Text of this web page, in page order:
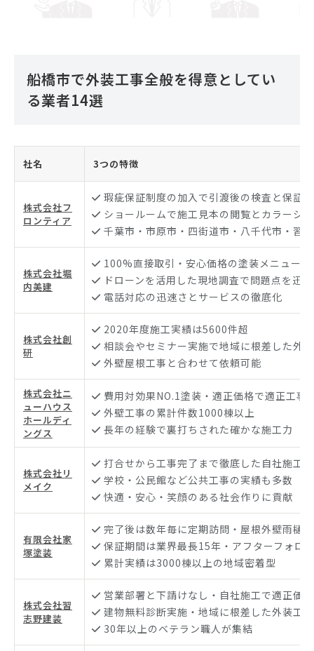
船橋市で外装工事全般を得意としてい
る業者14選
社名 3つの特徴
株式会社フ
ロンティア
瑕疵保証制度の加入で引渡後の検査と保証
ショールームで施工見本の閲覧とカラーシ
千葉市・市原市・四街道市・八千代市・習
株式会社堀
内美建
100%直接取引・安心価格の塗装メニュー
ドローンを活用した現地調査で問題点を迅
電話対応の迅速さとサービスの徹底化
株式会社創
研
2020年度施工実績は5600件超
相談会やセミナー実施で地域に根差した外
外壁屋根工事と合わせて依頼可能
株式会社ニ
ューハウス
ホールディ
ングス
費用対効果NO.1塗装・適正価格で適正工事
外壁工事の累計件数1000棟以上
長年の経験で裏打ちされた確かな施工力
株式会社リ
メイク
打合せから工事完了まで徹底した自社施工
学校・公民館など公共工事の実績も多数
快適・安心・笑顔のある社会作りに貢献
有限会社家
塚塗装
完了後は数年毎に定期訪問・屋根外壁雨樋
保証期間は業界最長15年・アフターフォロ
累計実績は3000棟以上の地域密着型
株式会社習
志野建装
営業部署と下請けなし・自社施工で適正価格
建物無料診断実施・地域に根差した外装工
30年以上のベテラン職人が集結